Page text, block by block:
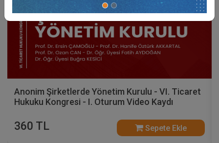
Anonim Şirketlerde Yönetim Kurulu - VI. Ticaret
Hukuku Kongresi - I. Oturum Video Kaydı
360 TL Sepete Ekle